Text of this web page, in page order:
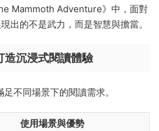
Mammoth Adventure》中，面對
出的不是武力，而是智慧與擔當。
造沉浸式閱讀體驗
不同場景下的閱讀需求。
使用場景與優勢